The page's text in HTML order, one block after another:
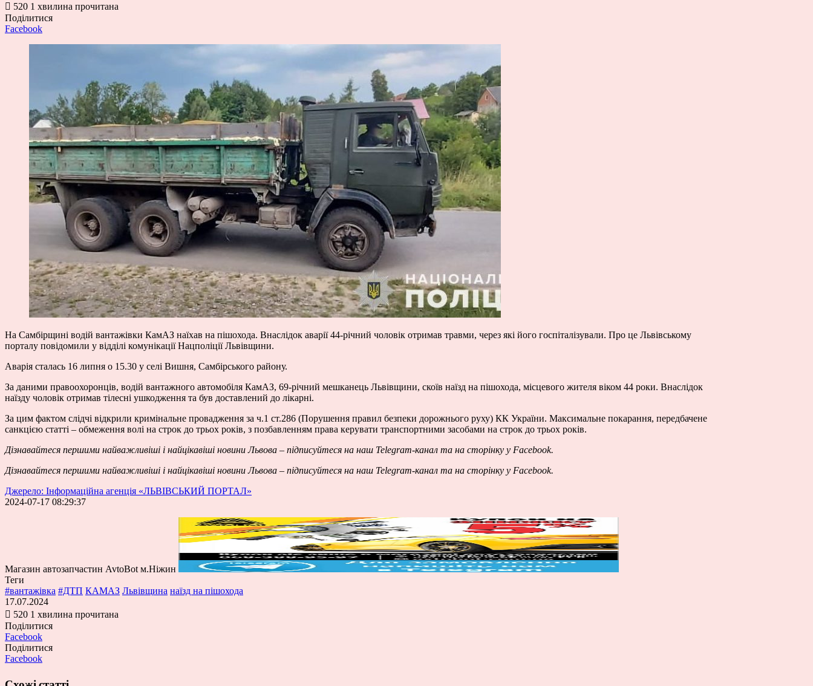
520 1 хвилина прочитана
Поділитися
Facebook
На Самбірщині водій вантажівки КамАЗ наїхав на пішохода. Внаслідок аварії 44-річний чоловік отримав травми, через які його госпіталізували. Про це Львівському
порталу повідомили у відділі комунікації Нацполіції Львівщини.
Аварія сталась 16 липня о 15.30 у селі Вишня, Самбірського району.
За даними правоохоронців, водій вантажного автомобіля КамАЗ, 69-річний мешканець Львівщини, скоїв наїзд на пішохода, місцевого жителя віком 44 роки. Внаслідок
наїзду чоловік отримав тілесні ушкодження та був доставлений до лікарні.
За цим фактом слідчі відкрили кримінальне провадження за ч.1 ст.286 (Порушення правил безпеки дорожнього руху) КК України. Максимальне покарання, передбачене
санкцією статті – обмеження волі на строк до трьох років, з позбавленням права керувати транспортними засобами на строк до трьох років.
Дізнавайтеся першими найважливіші і найцікавіші новини Львова – підписуйтеся на наш Telegram-канал та на сторінку у Facebook.
Дізнавайтеся першими найважливіші і найцікавіші новини Львова – підписуйтеся на наш Telegram-канал та на сторінку у Facebook.
Джерело: Інформаційна агенція «ЛЬВІВСЬКИЙ ПОРТАЛ»
2024-07-17 08:29:37
Магазин автозапчастин AvtoBot м.Ніжин
Теги
#вантажівка #ДТП КАМАЗ Львівщина наїзд на пішохода
17.07.2024
520 1 хвилина прочитана
Поділитися
Facebook
Поділитися
Facebook